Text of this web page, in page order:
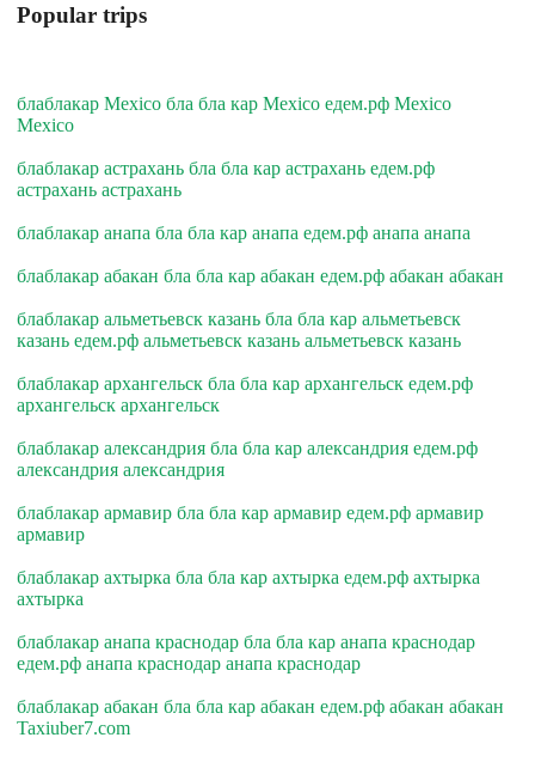
Popular trips
блаблакар Mexico бла бла кар Mexico едем.рф Mexico
Mexico
блаблакар астрахань бла бла кар астрахань едем.рф
астрахань астрахань
блаблакар анапа бла бла кар анапа едем.рф анапа анапа
блаблакар абакан бла бла кар абакан едем.рф абакан абакан
блаблакар альметьевск казань бла бла кар альметьевск
казань едем.рф альметьевск казань альметьевск казань
блаблакар архангельск бла бла кар архангельск едем.рф
архангельск архангельск
блаблакар александрия бла бла кар александрия едем.рф
александрия александрия
блаблакар армавир бла бла кар армавир едем.рф армавир
армавир
блаблакар ахтырка бла бла кар ахтырка едем.рф ахтырка
ахтырка
блаблакар анапа краснодар бла бла кар анапа краснодар
едем.рф анапа краснодар анапа краснодар
блаблакар абакан бла бла кар абакан едем.рф абакан абакан
Taxiuber7.com